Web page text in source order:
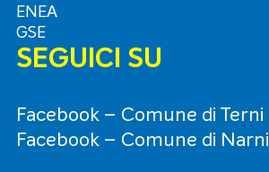
ENEA
GSE
SEGUICI SU
Facebook – Comune di Terni
Facebook – Comune di Narni